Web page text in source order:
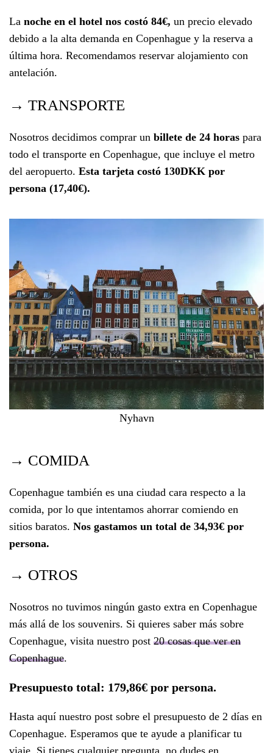
La noche en el hotel nos costó 84€, un precio elevado
debido a la alta demanda en Copenhague y la reserva a
última hora. Recomendamos reservar alojamiento con
antelación.
→ TRANSPORTE
Nosotros decidimos comprar un billete de 24 horas para
todo el transporte en Copenhague, que incluye el metro
del aeropuerto. Esta tarjeta costó 130DKK por
persona (17,40€).
Nyhavn
→ COMIDA
Copenhague también es una ciudad cara respecto a la
comida, por lo que intentamos ahorrar comiendo en
sitios baratos. Nos gastamos un total de 34,93€ por
persona.
→ OTROS
Nosotros no tuvimos ningún gasto extra en Copenhague
más allá de los souvenirs. Si quieres saber más sobre
Copenhague, visita nuestro post 20 cosas que ver en
Copenhague.
Presupuesto total: 179,86€ por persona.
Hasta aquí nuestro post sobre el presupuesto de 2 días en
Copenhague. Esperamos que te ayude a planificar tu